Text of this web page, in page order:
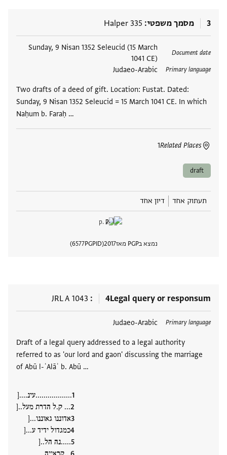
3 מסמך משפטי Halper 335
Document date
Sunday, 9 Nisan 1352 Seleucid (15 March
1041 CE)
Primary language
Judaeo-Arabic
Two drafts of a deed of gift. Location: Fustat. Dated:
Sunday, 9 Nisan 1352 Seleucid = 15 March 1041 CE. In which
Naḥum b. Faraḥ …
Related Places
1
תגים
draft
תעתוק אחד דיון אחד
נמצא בPGP מאז 2017
PGPID
6577
4Legal query or responsum
JRL A 1043
Primary language
Judaeo-Arabic
Draft of a legal query addressed to a legal authority
referred to as 'our lord and gaon' discussing the marriage
of Abū l-ʿAlāʾ b. Abū …
..................עינ....[
... ק.ל הדרת מעל..[
אדוננו גאוננו...[
כמגדול ידיד ע...[
.....נה הל..[
תגים